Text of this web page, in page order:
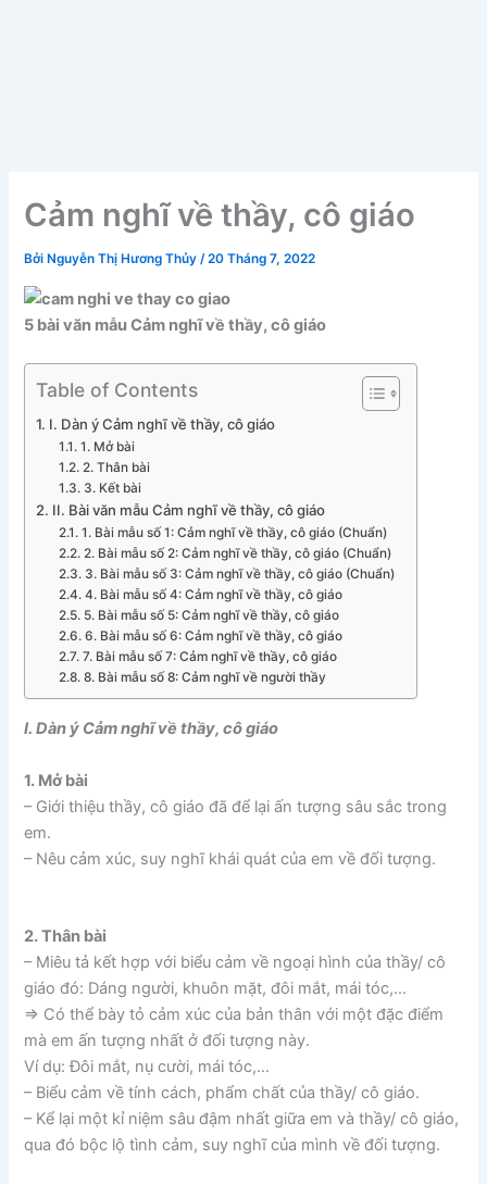
Cảm nghĩ về thầy, cô giáo
Bởi Nguyễn Thị Hương Thủy/20 Tháng 7, 2022
5 bài văn mẫu Cảm nghĩ về thầy, cô giáo
Table of Contents
I. Dàn ý Cảm nghĩ về thầy, cô giáo
1. Mở bài
2. Thân bài
3. Kết bài
II. Bài văn mẫu Cảm nghĩ về thầy, cô giáo
1. Bài mẫu số 1: Cảm nghĩ về thầy, cô giáo (Chuẩn)
2. Bài mẫu số 2: Cảm nghĩ về thầy, cô giáo (Chuẩn)
3. Bài mẫu số 3: Cảm nghĩ về thầy, cô giáo (Chuẩn)
4. Bài mẫu số 4: Cảm nghĩ về thầy, cô giáo
5. Bài mẫu số 5: Cảm nghĩ về thầy, cô giáo
6. Bài mẫu số 6: Cảm nghĩ về thầy, cô giáo
7. Bài mẫu số 7: Cảm nghĩ về thầy, cô giáo
8. Bài mẫu số 8: Cảm nghĩ về người thầy
I. Dàn ý Cảm nghĩ về thầy, cô giáo
1. Mở bài
– Giới thiệu thầy, cô giáo đã để lại ấn tượng sâu sắc trong
em.
– Nêu cảm xúc, suy nghĩ khái quát của em về đối tượng.
2. Thân bài
– Miêu tả kết hợp với biểu cảm về ngoại hình của thầy/ cô
giáo đó: Dáng người, khuôn mặt, đôi mắt, mái tóc,…
=> Có thể bày tỏ cảm xúc của bản thân với một đặc điểm
mà em ấn tượng nhất ở đối tượng này.
Ví dụ: Đôi mắt, nụ cười, mái tóc,…
– Biểu cảm về tính cách, phẩm chất của thầy/ cô giáo.
– Kể lại một kỉ niệm sâu đậm nhất giữa em và thầy/ cô giáo,
qua đó bộc lộ tình cảm, suy nghĩ của mình về đối tượng.